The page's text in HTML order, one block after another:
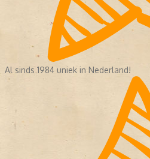
Al sinds 1984 uniek in Nederland!